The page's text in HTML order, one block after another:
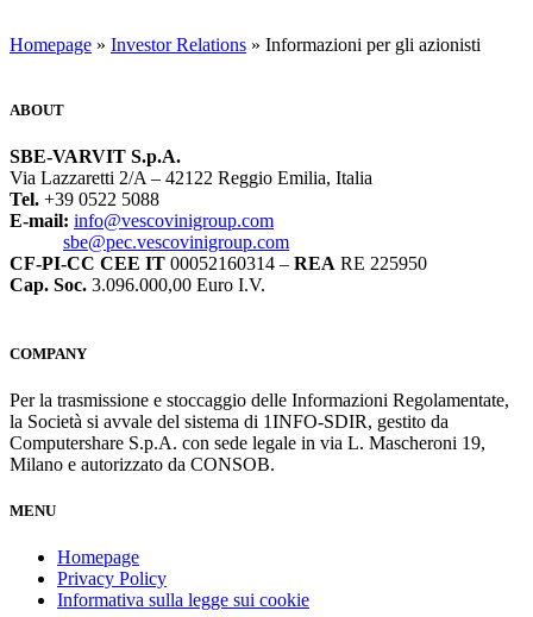
Homepage » Investor Relations » Informazioni per gli azionisti
ABOUT
SBE-VARVIT S.p.A.
Via Lazzaretti 2/A – 42122 Reggio Emilia, Italia
Tel. +39 0522 5088
E-mail: info@vescovinigroup.com
sbe@pec.vescovinigroup.com
CF-PI-CC CEE IT 00052160314 – REA RE 225950
Cap. Soc. 3.096.000,00 Euro I.V.
COMPANY
Per la trasmissione e stoccaggio delle Informazioni Regolamentate,
la Società si avvale del sistema di 1INFO-SDIR, gestito da
Computershare S.p.A. con sede legale in via L. Mascheroni 19,
Milano e autorizzato da CONSOB.
MENU
Homepage
Privacy Policy
Informativa sulla legge sui cookie